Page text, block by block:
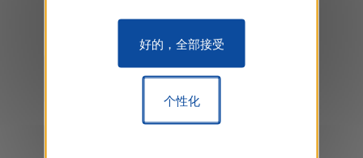
KNX Virtual
好的，全部接受
个性化